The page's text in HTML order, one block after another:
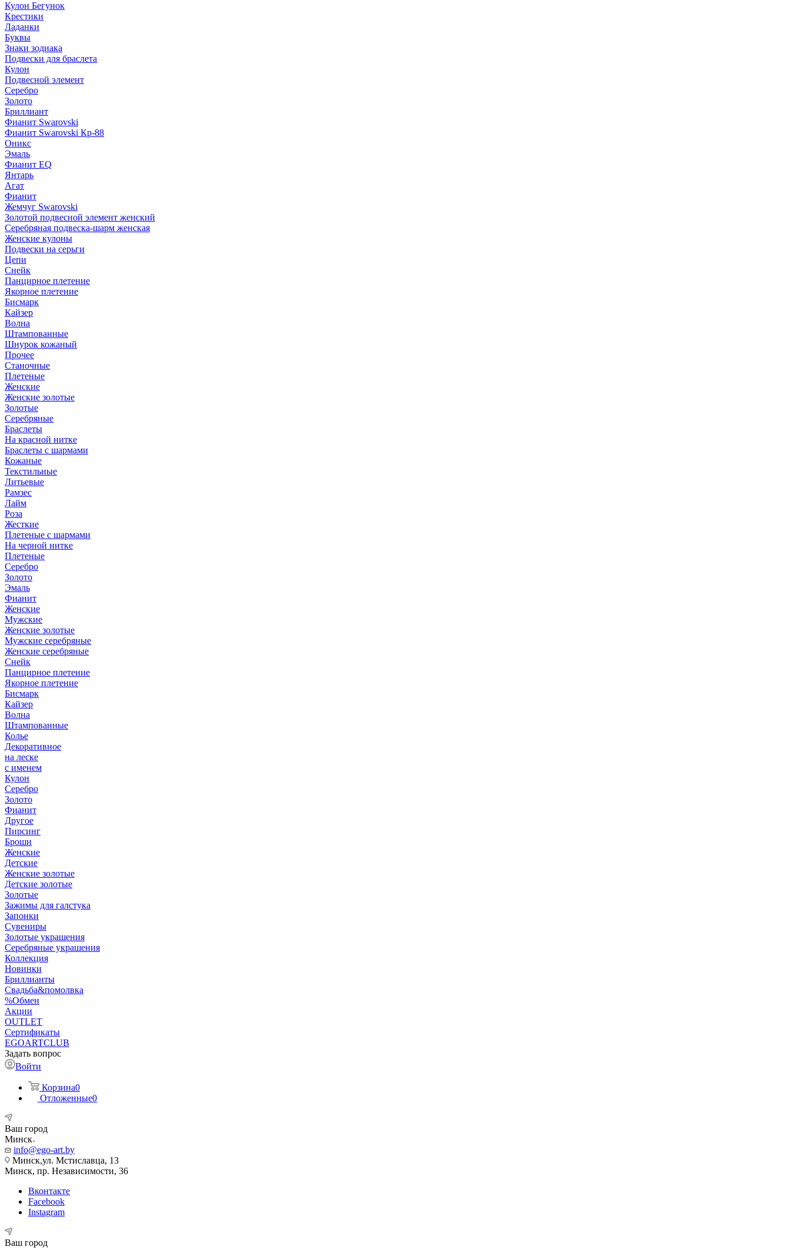
Кулон Бегунок
Крестики
Ладанки
Буквы
Знаки зодиака
Подвески для браслета
Кулон
Подвесной элемент
Серебро
Золото
Бриллиант
Фианит Swarovski
Фианит Swarovski Кр-88
Оникс
Эмаль
Фианит EQ
Янтарь
Агат
Фианит
Жемчуг Swarovski
Золотой подвесной элемент женcкий
Серебряная подвеска-шарм женская
Женские кулоны
Подвески на серьги
Цепи
Снейк
Панцирное плетение
Якорное плетение
Бисмарк
Кайзер
Волна
Штампованные
Шнурок кожаный
Прочее
Станочные
Плетеные
Женские
Женские золотые
Золотые
Серебряные
Браслеты
На красной нитке
Браслеты с шармами
Кожаные
Текстильные
Литьевые
Рамзес
Лайм
Роза
Жесткие
Плетеные с шармами
На черной нитке
Плетеные
Серебро
Золото
Эмаль
Фианит
Женские
Мужские
Женские золотые
Мужские серебряные
Женские серебряные
Снейк
Панцирное плетение
Якорное плетение
Бисмарк
Кайзер
Волна
Штампованные
Колье
Декоративное
на леске
с именем
Кулон
Серебро
Золото
Фианит
Другое
Пирсинг
Броши
Женские
Детские
Женские золотые
Детские золотые
Золотые
Зажимы для галстука
Запонки
Сувениры
Золотые украшения
Серебряные украшения
Коллекция
Новинки
Бриллианты
Свадьба&помолвка
%Обмен
Акции
OUTLET
Сертификаты
EGOARTCLUB
Задать вопрос
Войти
Корзина0
Отложенные0
Ваш город
Минск
info@ego-art.by
Минск,ул. Мстиславца, 13
Минск, пр. Независимости, 36
Вконтакте
Facebook
Instagram
Ваш город